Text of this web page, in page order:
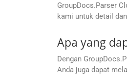
GroupDocs.Parser
kami untuk detail
Apa yang
Dengan
Anda juga dapat